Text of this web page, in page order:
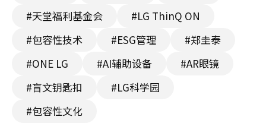
#天堂福利基金会
#LG ThinQ ON
#包容性技术
#ESG管理
#郑圭泰
#ONE LG
#AI辅助设备
#AR眼镜
#盲文钥匙扣
#LG科学园
#包容性文化